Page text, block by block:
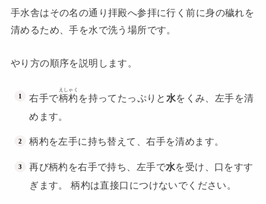
手水舎はその名の通り拝殿へ参拝に行く前に身の穢れを
清めるため、手を水で洗う場所です。
やり方の順序を説明します。
右手で柄杓
えしゃく
を持ってたっぷりと 水をくみ、左手を清
めます。
柄杓を左手に持ち替えて、右手を清めます。
再び柄杓を右手で持ち、左手で水を受け、口をすす
ぎます。 柄杓は直接口につけないでください。